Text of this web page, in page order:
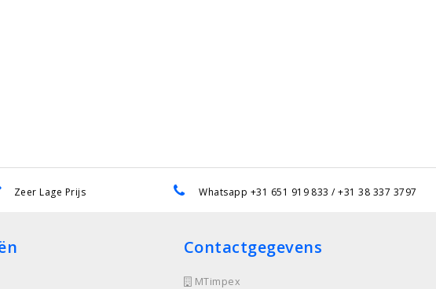
Zeer Lage Prijs Whatsapp +31 651 919 833 / +31 38 337 3797
Contactgegevens
MTimpex